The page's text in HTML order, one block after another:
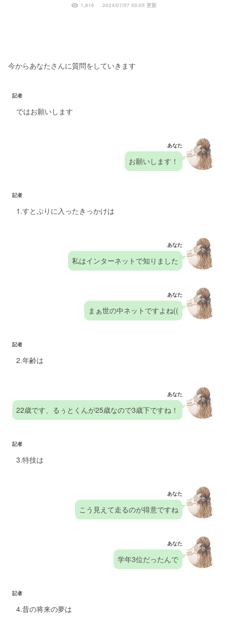
visibility 1,816 2024/07/07 00:05 更新
今からあなたさんに質問をしていきます
記者
ではお願いします
あなた
お願いします！
記者
1.すとぷりに入ったきっかけは
あなた
私はインターネットで知りました
あなた
まぁ世の中ネットですよね((
記者
2.年齢は
あなた
22歳です、るぅとくんが25歳なので3歳下ですね！
記者
3.特技は
あなた
こう見えて走るのが得意ですね
あなた
学年3位だったんで
記者
4.昔の将来の夢は